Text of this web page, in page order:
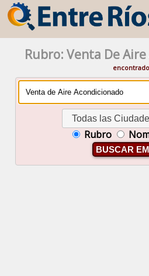
Rubro: Venta De
Todas las
Rubro
BUSCAR